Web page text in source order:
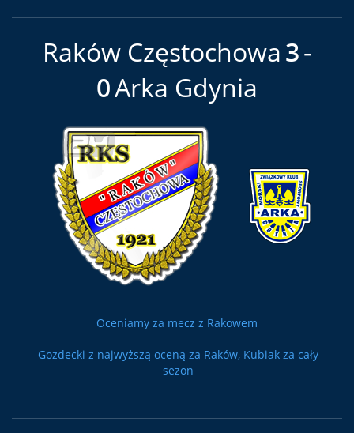
Raków Częstochowa3
0Arka Gdynia
Oceniamy za mecz z Rakowem
Gozdecki z najwyższą oceną za Raków, Kubiak za cały
sezon